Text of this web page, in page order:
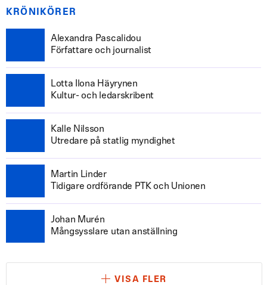
KRÖNIKÖRER
Alexandra Pascalidou
Författare och journalist
Lotta Ilona Häyrynen
Kultur- och ledarskribent
Kalle Nilsson
Utredare på statlig myndighet
Martin Linder
Tidigare ordförande PTK och Unionen
Johan Murén
Mångsysslare utan anställning
VISA FLER